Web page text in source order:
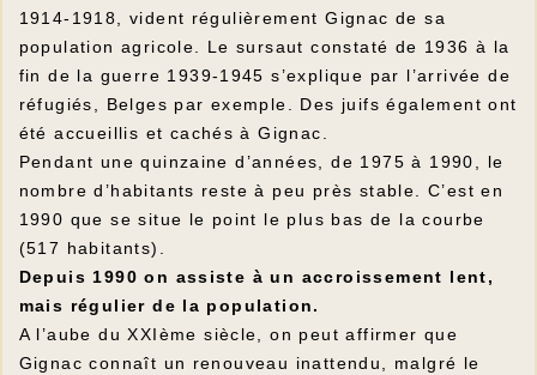
1914-1918, vident régulièrement Gignac de sa
population agricole. Le sursaut constaté de 1936 à la
fin de la guerre 1939-1945 s’explique par l’arrivée de
réfugiés, Belges par exemple. Des juifs également ont
été accueillis et cachés à Gignac.
Pendant une quinzaine d’années, de 1975 à 1990, le
nombre d’habitants reste à peu près stable. C’est en
1990 que se situe le point le plus bas de la courbe
(517 habitants).
Depuis 1990 on assiste à un accroissement lent,
mais régulier de la population.
A l’aube du XXIème siècle, on peut affirmer que
Gignac connaît un renouveau inattendu, malgré le